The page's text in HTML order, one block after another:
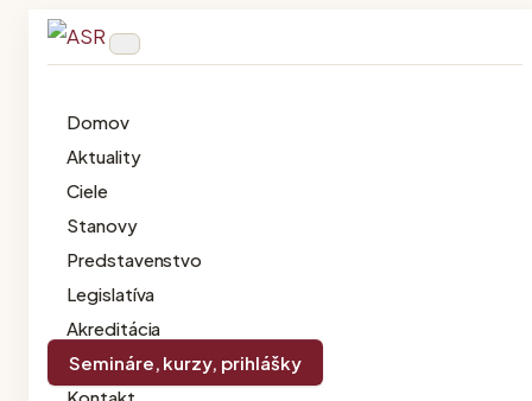
Skip
to
Domov
Aktuality
Ciele
Stanovy
Predstavenstvo
Legislatíva
Akreditácia
Semináre, kurzy, prihlášky